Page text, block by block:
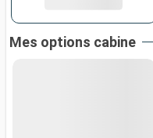
Mes options cabine